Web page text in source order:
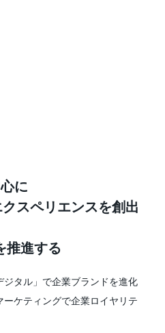
に
スペリエンスを創出
推進する
ジタル」で企業ブランドを進化
ーケティングで企業ロイヤリテ